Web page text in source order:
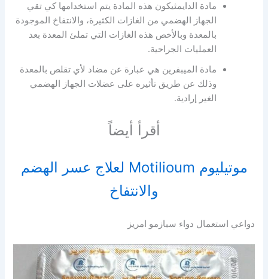
مادة الدايمثيكون هذه المادة يتم استخدامها كي تقي
الجهاز الهضمي من الغازات الكثيرة، والانتفاخ الموجودة
بالمعدة وبالأخص هذه الغازات التي تملئ المعدة بعد
العمليات الجراحية.
مادة الميبفرين هي عبارة عن مضاد لأي تقلص بالمعدة
وذلك عن طريق تأثيره على عضلات الجهاز الهضمي
الغير إرادية.
أقرأ أيضاً
موتيليوم Motilioum لعلاج عسر الهضم
والانتفاخ
دواعي استعمال دواء سبازمو امريز